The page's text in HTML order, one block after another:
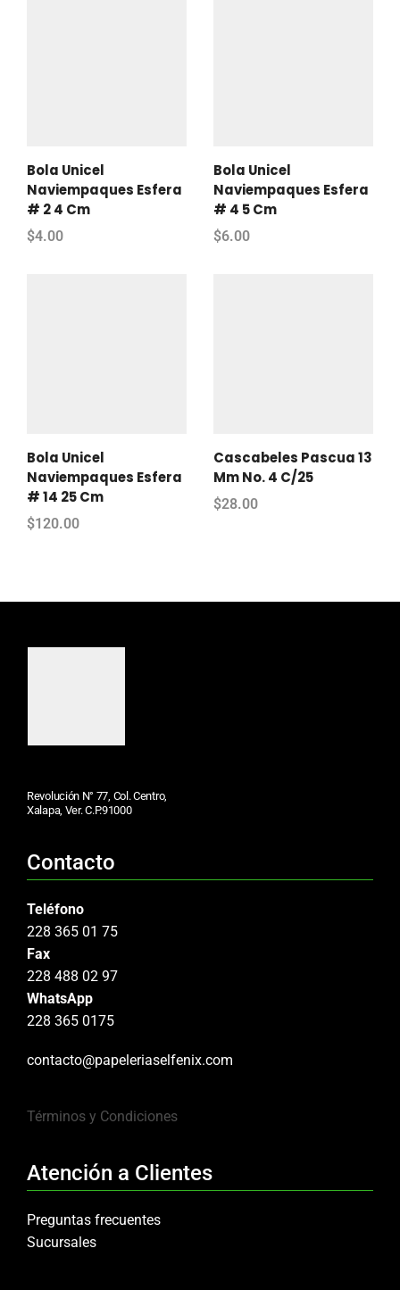
Bola Unicel
Naviempaques Esfera
# 2 4 Cm
$4.00
Bola Unicel
Naviempaques Esfera
# 4 5 Cm
$6.00
Bola Unicel
Naviempaques Esfera
# 14 25 Cm
$120.00
Cascabeles Pascua 13
Mm No. 4 C/25
$28.00
Revolución N° 77, Col. Centro,
Xalapa, Ver. C.P.91000
Contacto
Teléfono
228 365 01 75
Fax
228 488 02 97
WhatsApp
228 365 0175
contacto@papeleriaselfenix.com
Términos y Condiciones
Atención a Clientes
Preguntas frecuentes
Sucursales